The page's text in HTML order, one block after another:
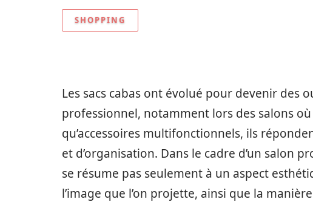
SHOPPING
Les sacs cabas ont évolué pour devenir des
professionnel, notamment lors des salons
qu’accessoires multifonctionnels, ils
et d’organisation. Dans le cadre d’un salon
se résume pas seulement à un aspect
l’image que l’on projette, ainsi que la